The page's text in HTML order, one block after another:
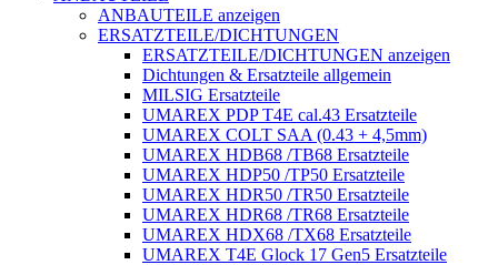
ANBAUTEILE anzeigen
ERSATZTEILE/DICHTUNGEN
ERSATZTEILE/DICHTUNGEN anzeigen
Dichtungen & Ersatzteile allgemein
MILSIG Ersatzteile
UMAREX PDP T4E cal.43 Ersatzteile
UMAREX COLT SAA (0.43 + 4,5mm)
UMAREX HDB68 /TB68 Ersatzteile
UMAREX HDP50 /TP50 Ersatzteile
UMAREX HDR50 /TR50 Ersatzteile
UMAREX HDR68 /TR68 Ersatzteile
UMAREX HDX68 /TX68 Ersatzteile
UMAREX T4E Glock 17 Gen5 Ersatzteile